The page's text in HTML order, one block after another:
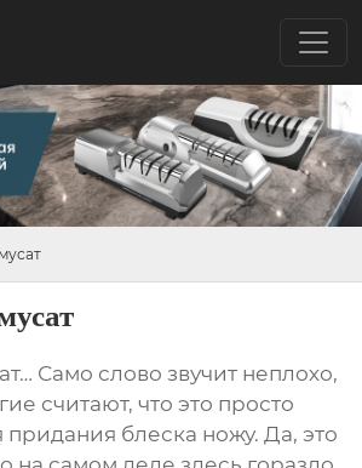
… Само слово звучит неплохо,
считают, что это просто
придания блеска ножу. Да, это